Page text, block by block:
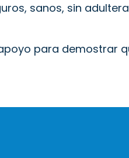
sanos, sin
para demostrar